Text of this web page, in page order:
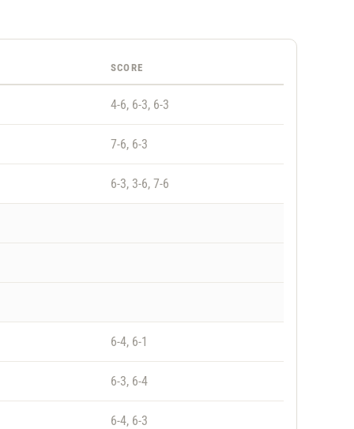
SCORE
4-6, 6-3, 6-3
7-6, 6-3
6-3, 3-6, 7-6
6-4, 6-1
6-3, 6-4
6-4, 6-3